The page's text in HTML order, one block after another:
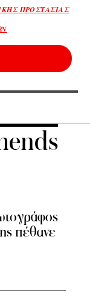
ΠΡΟΣΤΑΣΙΑΣ
πέθανε